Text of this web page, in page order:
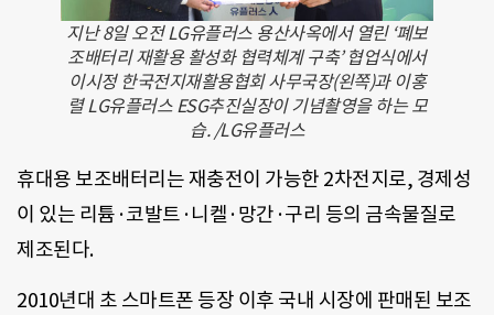
지난 8일 오전 LG유플러스 용산사옥에서 열린 ‘폐보
조배터리 재활용 활성화 협력체계 구축’ 협업식에서
이시정 한국전지재활용협회 사무국장(왼쪽)과 이홍
렬 LG유플러스 ESG추진실장이 기념촬영을 하는 모
습. /LG유플러스
휴대용 보조배터리는 재충전이 가능한 2차전지로, 경제성
이 있는 리튬·코발트·니켈·망간·구리 등의 금속물질로
제조된다.
2010년대 초 스마트폰 등장 이후 국내 시장에 판매된 보조